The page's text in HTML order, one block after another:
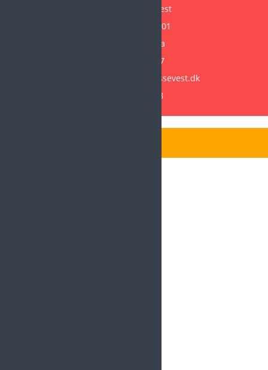
Beauty Messe Vest
Vestre Ringvej 101
7000 Fredericia
Tlf: 75 85 88 57
info@beautymessevest.dk
CVR: 36936568